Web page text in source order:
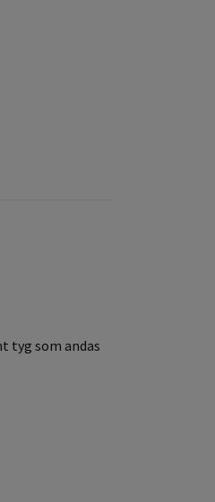
tyg som andas